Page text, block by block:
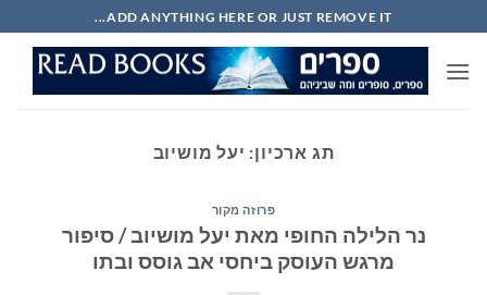
to
content
ADD ANYTHING HERE OR JUST REMOVE IT...
תג ארכיון: יעל מושיוב
פרוזה מקור
נר הלילה החופי מאת יעל מושיוב / סיפור
מרגש העוסק ביחסי אב גוסס ובתו